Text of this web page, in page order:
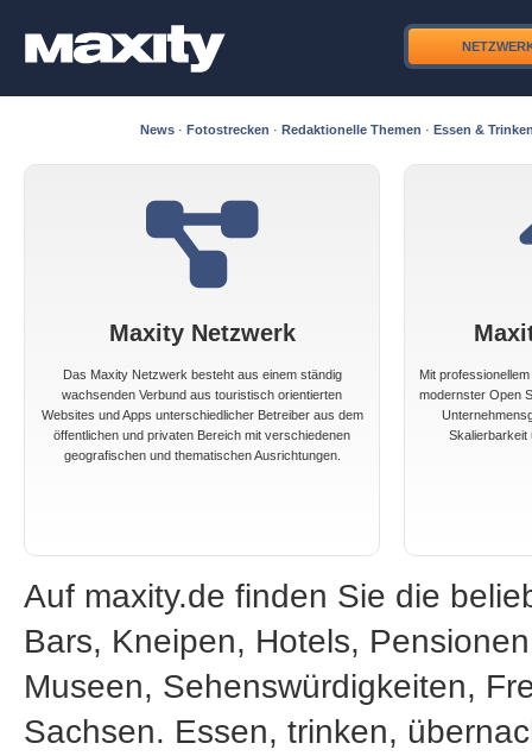
News · Fotostrecken · Redaktionelle Themen · Essen &
Maxity Netzwerk
Das Maxity Netzwerk besteht aus einem ständig
wachsenden Verbund aus touristisch orientierten
Websites und Apps unterschiedlicher Betreiber aus dem
öffentlichen und privaten Bereich mit verschiedenen
geografischen und thematischen Ausrichtungen.
Mit
modernster Open
Skalierbarkeit
Auf maxity.de finden Sie die
Bars, Kneipen, Hotels,
Museen, Sehenswürdigkeiten,
Sachsen. Essen, trinken,